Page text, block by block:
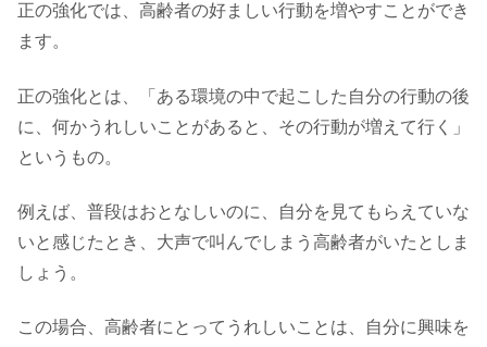
正の強化では、高齢者の好ましい行動を増やすことができ
ます。
正の強化とは、「ある環境の中で起こした自分の行動の後
に、何かうれしいことがあると、その行動が増えて行く」
というもの。
例えば、普段はおとなしいのに、自分を見てもらえていな
いと感じたとき、大声で叫んでしまう高齢者がいたとしま
しょう。
この場合、高齢者にとってうれしいことは、自分に興味を